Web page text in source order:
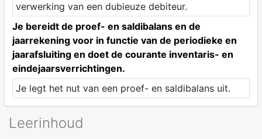
verwerking van een dubieuze debiteur.
Je bereidt de proef- en saldibalans en de
jaarrekening voor in functie van de periodieke en
jaarafsluiting en doet de courante inventaris- en
eindejaarsverrichtingen.
Je legt het nut van een proef- en saldibalans uit.
Leerinhoud